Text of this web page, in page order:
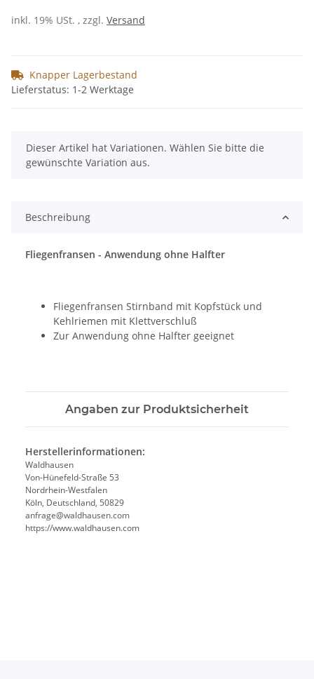
inkl. 19% USt. , zzgl. Versand
Knapper Lagerbestand
Lieferstatus: 1-2 Werktage
x
Dieser Artikel hat Variationen. Wählen Sie bitte die
gewünschte Variation aus.
Beschreibung
Fliegenfransen - Anwendung ohne Halfter
Fliegenfransen Stirnband mit Kopfstück und
Kehlriemen mit Klettverschluß
Zur Anwendung ohne Halfter geeignet
Angaben zur Produktsicherheit
Herstellerinformationen:
Waldhausen
Von-Hünefeld-Straße 53
Nordrhein-Westfalen
Köln, Deutschland, 50829
anfrage@waldhausen.com
https://www.waldhausen.com